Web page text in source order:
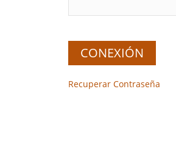
Recuperar Contraseña